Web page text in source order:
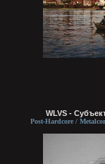
WLVS -
Post-Hardcore /